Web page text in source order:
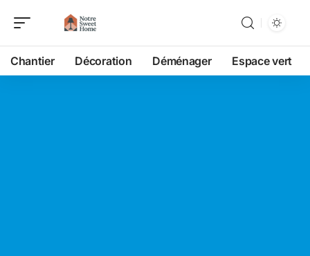
Chantier Décoration Déménager Espace vert